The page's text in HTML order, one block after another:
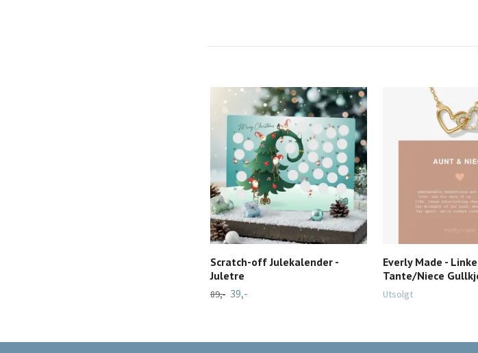
Scratch-off Julekalender -
Juletre
89,- 39,-
Everly Made -
Tante/Niece
Utsolgt